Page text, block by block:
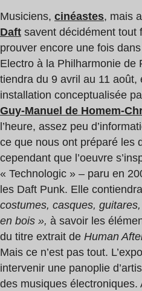
Musiciens, cinéastes, mais
Daft savent décidément tout
prouver encore une fois
Electro à la Philharmonie de
tiendra du 9 avril au 11
installation conceptualisée
Guy-Manuel de Homem-
l’heure, assez peu
ce que nous ont préparé les
cependant que l’oeuvre
« Technologic » – paru en
les Daft Punk. Elle
costumes, casques,
en bois », à savoir les
du titre extrait de Human
Mais ce n’est pas tout.
intervenir une panoplie
des musiques électroniques.